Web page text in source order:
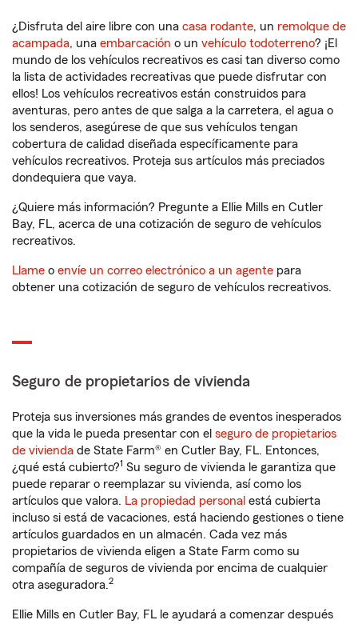
¿Disfruta del aire libre con una casa rodante, un remolque de
acampada, una embarcación o un vehículo todoterreno? ¡El
mundo de los vehículos recreativos es casi tan diverso como
la lista de actividades recreativas que puede disfrutar con
ellos! Los vehículos recreativos están construidos para
aventuras, pero antes de que salga a la carretera, el agua o
los senderos, asegúrese de que sus vehículos tengan
cobertura de calidad diseñada específicamente para
vehículos recreativos. Proteja sus artículos más preciados
dondequiera que vaya.
¿Quiere más información? Pregunte a Ellie Mills en Cutler
Bay, FL, acerca de una cotización de seguro de vehículos
recreativos.
Llame o envíe un correo electrónico a un agente para
obtener una cotización de seguro de vehículos recreativos.
Seguro de propietarios de vivienda
Proteja sus inversiones más grandes de eventos inesperados
que la vida le pueda presentar con el seguro de propietarios
de vivienda de State Farm® en Cutler Bay, FL. Entonces,
¿qué está cubierto?1 Su seguro de vivienda le garantiza que
puede reparar o reemplazar su vivienda, así como los
artículos que valora. La propiedad personal está cubierta
incluso si está de vacaciones, está haciendo gestiones o tiene
artículos guardados en un almacén. Cada vez más
propietarios de vivienda eligen a State Farm como su
compañía de seguros de vivienda por encima de cualquier
otra aseguradora.2
Ellie Mills en Cutler Bay, FL le ayudará a comenzar después